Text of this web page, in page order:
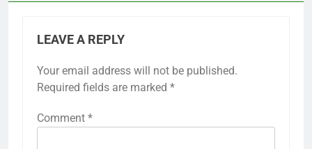
LEAVE A REPLY
Your email address will not be published.
Required fields are marked *
Comment *